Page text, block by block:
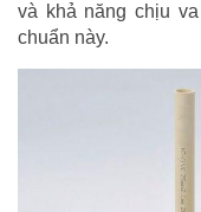
và khả năng chịu
chuẩn này.